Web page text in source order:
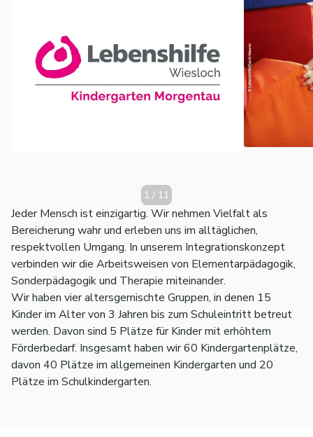
1 / 11
Jeder Mensch ist einzigartig. Wir nehmen Vielfalt als
Bereicherung wahr und erleben uns im alltäglichen,
respektvollen Umgang. In unserem Integrationskonzept
verbinden wir die Arbeitsweisen von Elementarpädagogik,
Sonderpädagogik und Therapie miteinander.
Wir haben vier altersgemischte Gruppen, in denen 15
Kinder im Alter von 3 Jahren bis zum Schuleintritt betreut
werden. Davon sind 5 Plätze für Kinder mit erhöhtem
Förderbedarf. Insgesamt haben wir 60 Kindergartenplätze,
davon 40 Plätze im allgemeinen Kindergarten und 20
Plätze im Schulkindergarten.